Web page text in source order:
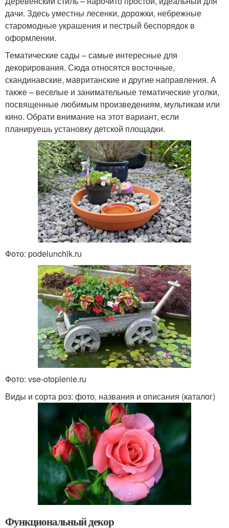
дачи. Здесь уместны лесенки, дорожки, небрежные
старомодные украшения и пестрый беспорядок в
оформлении.
Тематические сады – самые интересные для
декорирования. Сюда относятся восточные,
скандинавские, мавританские и другие направления. А
также – веселые и занимательные тематические уголки,
посвященные любимым произведениям, мультикам или
кино. Обрати внимание на этот вариант, если
планируешь установку детской площадки.
Фото: podelunchik.ru
Фото: vse-otoplenie.ru
Виды и сорта роз: фото, названия и описания (каталог)
Функциональный декор